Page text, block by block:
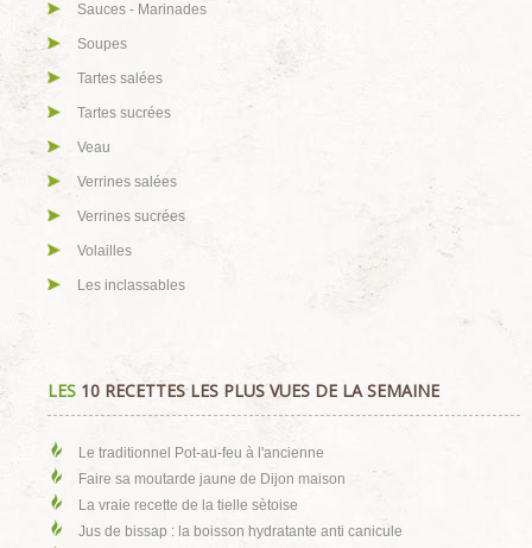
Sauces - Marinades
Soupes
Tartes salées
Tartes sucrées
Veau
Verrines salées
Verrines sucrées
Volailles
Les inclassables
LES 10 RECETTES LES PLUS VUES DE LA SEMAINE
Le traditionnel Pot-au-feu à l'ancienne
Faire sa moutarde jaune de Dijon maison
La vraie recette de la tielle sètoise
Jus de bissap : la boisson hydratante anti canicule